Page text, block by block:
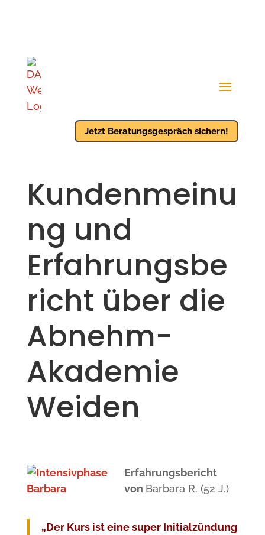
Jetzt Beratungsgespräch sichern!
Kundenmeinu
ng und
Erfahrungsbe
richt über die
Abnehm-
Akademie
Weiden
Erfahrungsbericht
von Barbara R. (52 J.)
„Der Kurs ist eine super Initialzündung